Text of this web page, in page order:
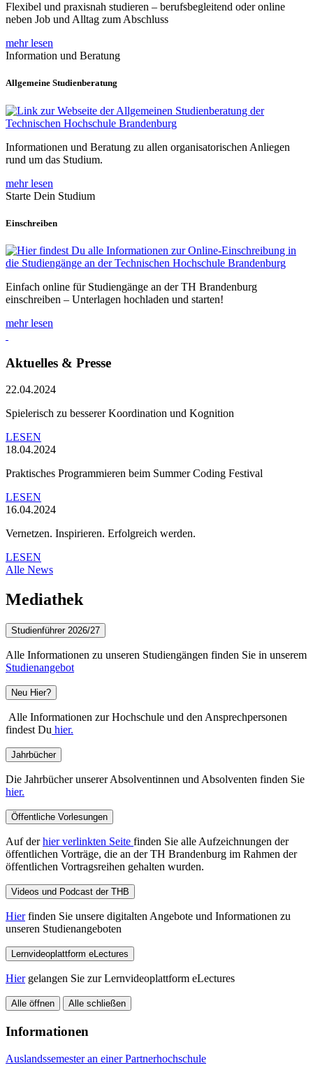
Flexibel und praxisnah studieren – berufsbegleitend oder online
neben Job und Alltag zum Abschluss
mehr lesen
Information und Beratung
Allgemeine Studienberatung
Informationen und Beratung zu allen organisatorischen Anliegen
rund um das Studium.
mehr lesen
Starte Dein Studium
Einschreiben
Einfach online für Studiengänge an der TH Brandenburg
einschreiben – Unterlagen hochladen und starten!
mehr lesen
Aktuelles & Presse
22.04.2024
Spielerisch zu besserer Koordination und Kognition
LESEN
18.04.2024
Praktisches Programmieren beim Summer Coding Festival
LESEN
16.04.2024
Vernetzen. Inspirieren. Erfolgreich werden.
LESEN
Alle News
Mediathek
Studienführer 2026/27
Alle Informationen zu unseren Studiengängen finden Sie in unserem
Studienangebot
Neu Hier?
Alle Informationen zur Hochschule und den Ansprechpersonen
findest Du hier.
Jahrbücher
Die Jahrbücher unserer Absolventinnen und Absolventen finden Sie
hier.
Öffentliche Vorlesungen
Auf derhier verlinkten Seite finden Sie alle Aufzeichnungen der
öffentlichen Vorträge, die an der TH Brandenburg im Rahmen der
öffentlichen Vortragsreihen gehalten wurden.
Videos und Podcast der THB
Hierfinden Sie unsere digitalten Angebote und Informationen zu
unseren Studienangeboten
Lernvideoplattform eLectures
Hiergelangen Sie zur Lernvideoplattform eLectures
Alle öffnen Alle schließen
Informationen
Auslandssemester an einer Partnerhochschule